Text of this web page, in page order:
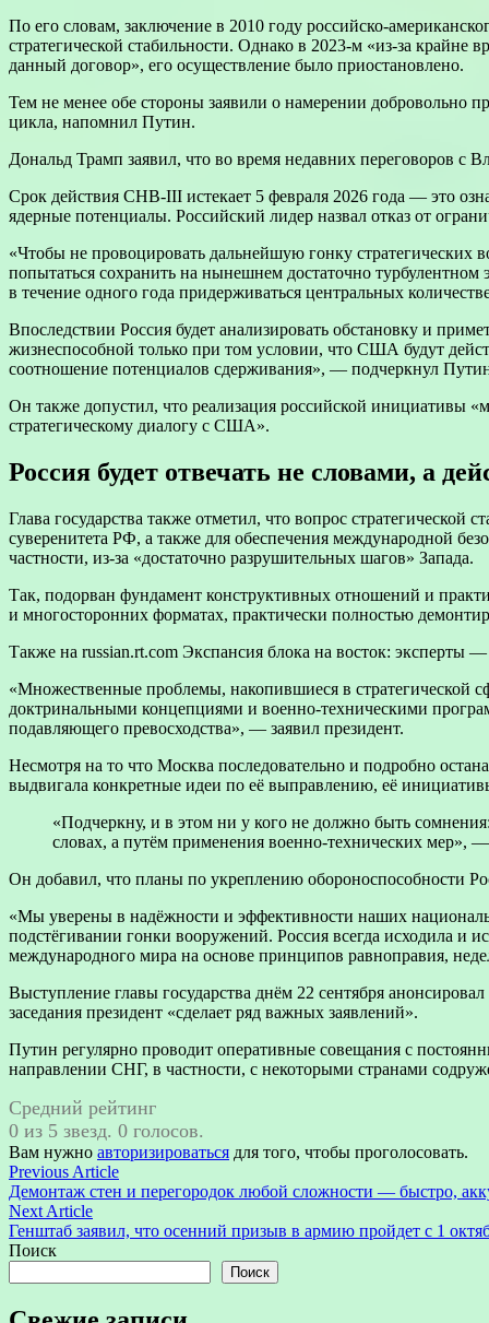
По его словам, заключение в 2010 году российско-
стратегической стабильности. Однако в 2023-м «из-за
данный договор», его осуществление было приостановлено.
Тем не менее обе стороны заявили о намерении добровольно
цикла, напомнил Путин.
Дональд Трамп заявил, что во время недавних переговоров
Срок действия СНВ-III истекает 5 февраля 2026 года — это
ядерные потенциалы. Российский лидер назвал отказ от
«Чтобы не провоцировать дальнейшую гонку
попытаться сохранить на нынешнем достаточно
в течение одного года придерживаться центральных
Впоследствии Россия будет анализировать обстановку и
жизнеспособной только при том условии, что США будут
соотношение потенциалов сдерживания», — подчеркнул
Он также допустил, что реализация российской инициативы
стратегическому диалогу с США».
Россия будет отвечать не словами, а
Глава государства также отметил, что вопрос
суверенитета РФ, а также для обеспечения международной
частности, из-за «достаточно разрушительных шагов» Запада.
Так, подорван фундамент конструктивных отношений и
и многосторонних форматах, практически полностью
Также на russian.rt.com Экспансия блока на восток:
«Множественные проблемы, накопившиеся в стратегической
доктринальными концепциями и военно-техническими
подавляющего превосходства», — заявил президент.
Несмотря на то что Москва последовательно и подробно
выдвигала конкретные идеи по её выправлению, её
«Подчеркну, и в этом ни у кого не должно быть
словах, а путём применения военно-технических мер»,
Он добавил, что планы по укреплению обороноспособности
«Мы уверены в надёжности и эффективности наших
подстёгивании гонки вооружений. Россия всегда исходила и
международного мира на основе принципов равноправия,
Выступление главы государства днём 22 сентября
заседания президент «сделает ряд важных заявлений».
Путин регулярно проводит оперативные совещания с
направлении СНГ, в частности, с некоторыми странами
Средний рейтинг
0 из 5 звезд. 0 голосов.
Вам нужно авторизироваться для того, чтобы проголосовать.
Навигация
по
записям
Previous ArticlePrevious
article:
Демонтаж стен и перегородок любой сложности — быстро,
Next ArticleNext
article:
Генштаб заявил, что осенний призыв в армию пройдет с 1
Поиск
Поиск